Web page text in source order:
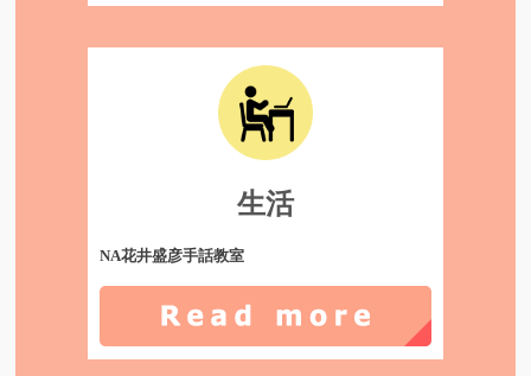
生活
NA花井盛彦手話教室